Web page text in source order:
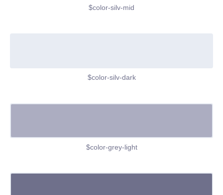
$color-silv-mid
$color-silv-dark
$color-grey-light